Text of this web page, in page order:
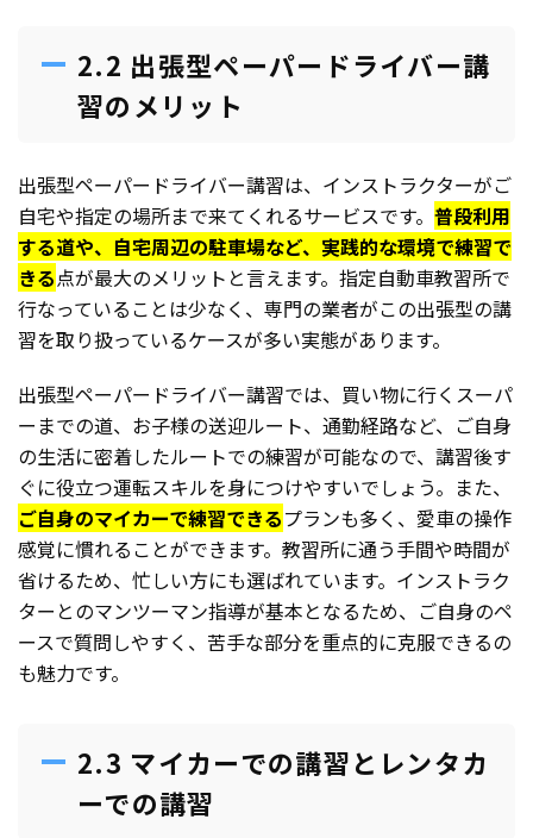
2.2 出張型ペーパードライバー講
習のメリット
出張型ペーパードライバー講習は、インストラクターがご
自宅や指定の場所まで来てくれるサービスです。 普段利用
する道や、自宅周辺の駐車場など、実践的な環境で練習で
きる点が最大のメリットと言えます。指定自動車教習所で
行なっていることは少なく、専門の業者がこの出張型の講
習を取り扱っているケースが多い実態があります。
出張型ペーパードライバー講習では、買い物に行くスーパ
ーまでの道、お子様の送迎ルート、通勤経路など、ご自身
の生活に密着したルートでの練習が可能なので、講習後す
ぐに役立つ運転スキルを身につけやすいでしょう。また、
ご自身のマイカーで練習できるプランも多く、愛車の操作
感覚に慣れることができます。教習所に通う手間や時間が
省けるため、忙しい方にも選ばれています。インストラク
ターとのマンツーマン指導が基本となるため、ご自身のペ
ースで質問しやすく、苦手な部分を重点的に克服できるの
も魅力です。
2.3 マイカーでの講習とレンタカ
ーでの講習